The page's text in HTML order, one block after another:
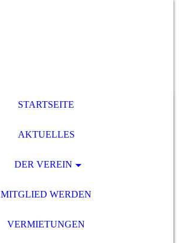
STARTSEITE
AKTUELLES
DER VEREIN
MITGLIED WERDEN
VERMIETUNGEN